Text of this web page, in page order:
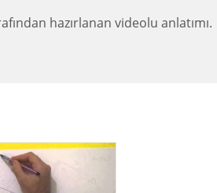
hazırlanan videolu anlatımı.